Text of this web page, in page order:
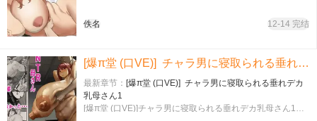
佚名 12-14 完结
[爆π堂 (口VE)] チャラ男に寝取られる垂れデカ乳母さん1
最新章节： [爆π堂 (口VE)] チャラ男に寝取られる垂れデカ
乳母さん1
[爆π堂 (口VE)]チャラ男に寝取られる垂れデカ乳母さん1…